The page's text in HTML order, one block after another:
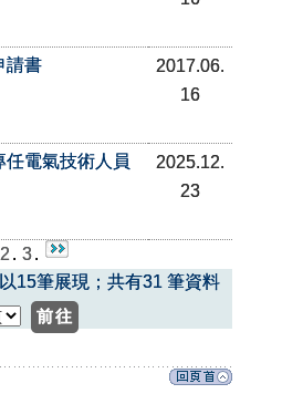
請書
2017.06.
16
任電氣技術人員
2025.12.
23
2 . 3.
15筆展現；共有31 筆資料